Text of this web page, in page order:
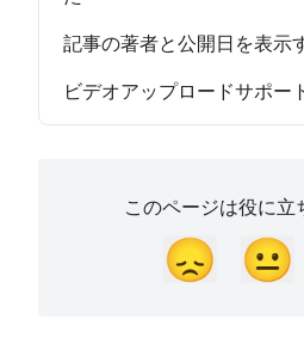
記事の著者と公開日を表示
ビデオアップロードサポー
このページは役に立
😞 😐